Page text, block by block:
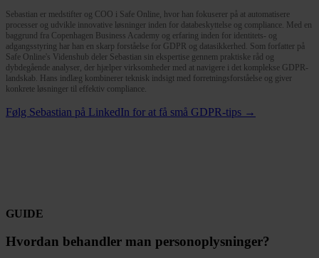
Sebastian er medstifter og COO i Safe Online, hvor han fokuserer på at automatisere
processer og udvikle innovative løsninger inden for databeskyttelse og compliance. Med en
baggrund fra Copenhagen Business Academy og erfaring inden for identitets- og
adgangsstyring har han en skarp forståelse for GDPR og datasikkerhed. Som forfatter på
Safe Online's Videnshub deler Sebastian sin ekspertise gennem praktiske råd og
dybdegående analyser, der hjælper virksomheder med at navigere i det komplekse GDPR-
landskab. Hans indlæg kombinerer teknisk indsigt med forretningsforståelse og giver
konkrete løsninger til effektiv compliance.
Følg Sebastian på LinkedIn for at få små GDPR-tips →
GUIDE
Hvordan behandler man personoplysninger?